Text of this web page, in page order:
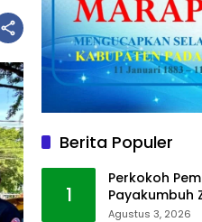
Berita Populer
1
Perkokoh
Payakumbuh
Jabatan
Agustus 3, 2026